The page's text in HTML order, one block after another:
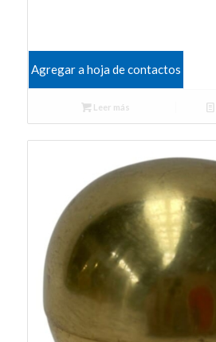
Agregar a hoja de contactos
Leer más